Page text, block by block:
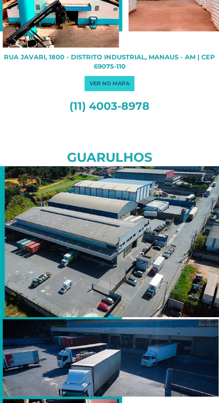
RUA JAVARI, 1800 - DISTRITO INDUSTRIAL, MANAUS - AM | CEP
69075-110
VER NO MAPA
(11) 4003-8978
GUARULHOS